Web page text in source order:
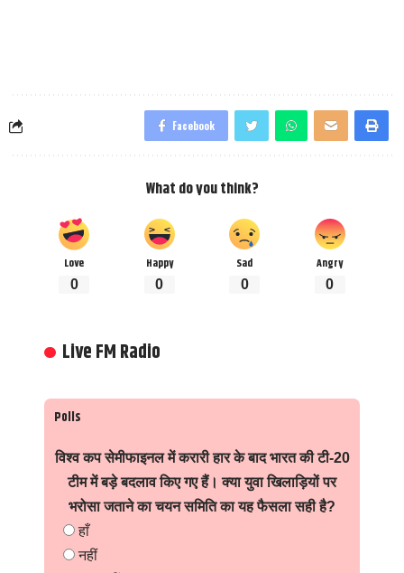
Facebook
What do you think?
Love
0
Happy
0
Sad
0
Angry
0
Live FM Radio
Polls
विश्व कप सेमीफाइनल में करारी हार के बाद भारत की टी-20
टीम में बड़े बदलाव किए गए हैं। क्या युवा खिलाड़ियों पर
भरोसा जताने का चयन समिति का यह फैसला सही है?
हाँ
नहीं